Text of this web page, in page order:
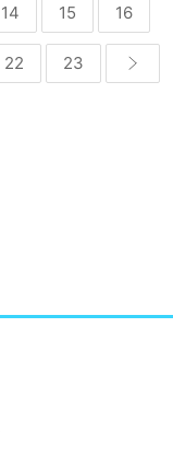
14 15 16
22 23